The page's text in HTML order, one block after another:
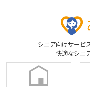
シニア向けサービ
快適なシニ